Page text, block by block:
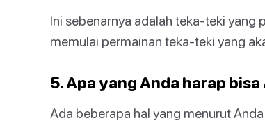
Ini sebenarnya adalah teka-teki yang
memulai permainan teka-teki yang
5. Apa yang Anda harap
Ada beberapa hal yang menurut